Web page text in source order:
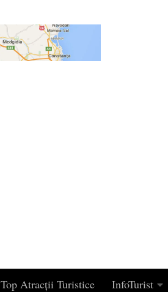
Top Atracții Turistice InfoTurist